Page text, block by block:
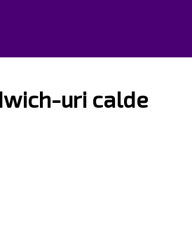
uri calde